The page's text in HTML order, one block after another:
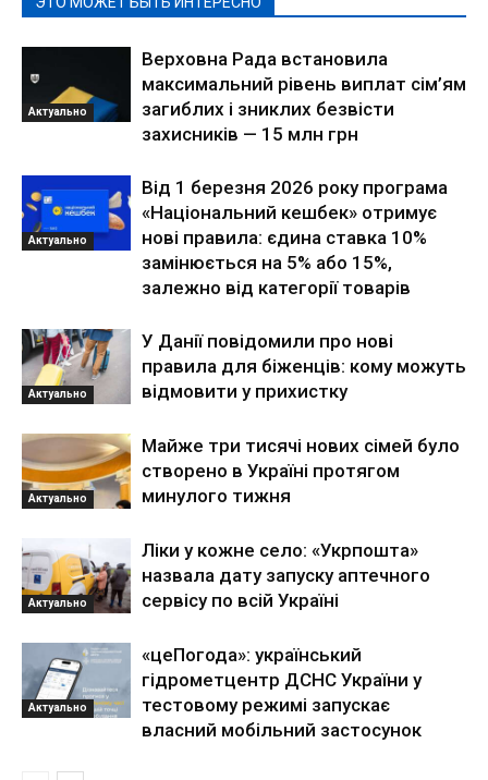
Актуально
Верховна Рада встановила
максимальний рівень виплат сім’ям
загиблих і зниклих безвісти
захисників — 15 млн грн
Актуально
Від 1 березня 2026 року програма
«Національний кешбек» отримує
нові правила: єдина ставка 10%
замінюється на 5% або 15%,
залежно від категорії товарів
Актуально
У Данії повідомили про нові
правила для біженців: кому можуть
відмовити у прихистку
Актуально
Майже три тисячі нових сімей було
створено в Україні протягом
минулого тижня
Актуально
Ліки у кожне село: «Укрпошта»
назвала дату запуску аптечного
сервісу по всій Україні
Актуально
«цеПогода»: український
гідрометцентр ДСНС України у
тестовому режимі запускає
власний мобільний застосунок